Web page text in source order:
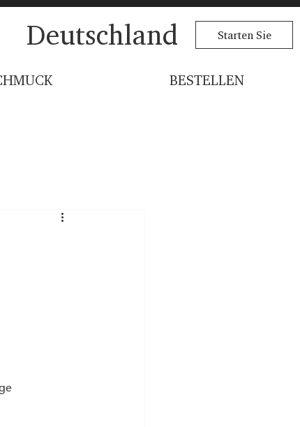
BESTELLEN
Starten Sie
Deutschland